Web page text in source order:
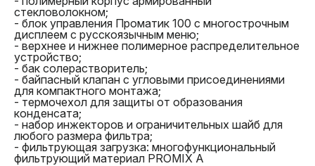
стекловолокном;
- блок управления Проматик 100 с многострочным
дисплеем с русскоязычным меню;
- верхнее и нижнее полимерное распределительное
устройство;
- бак солерастворитель;
- байпасный клапан с угловыми присоединениями
для компактного монтажа;
- термочехол для защиты от образования
конденсата;
- набор инжекторов и ограничительных шайб для
любого размера фильтра;
- фильтрующая загрузка: многофункциональный
фильтрующий материал PROMIX A
Если установлено, что недостатки возникли по
вине продавца или производителя, замена изделия
и его доставка покупателю осуществляются за
счет продавца.
Если выявлено, что дефекты вызваны нарушениями
правил эксплуатации или иными обстоятельствами,
не зависящими от продавца, товар возвращается
покупателю в исправленном виде (при
возможности ремонта) либо без изменений.